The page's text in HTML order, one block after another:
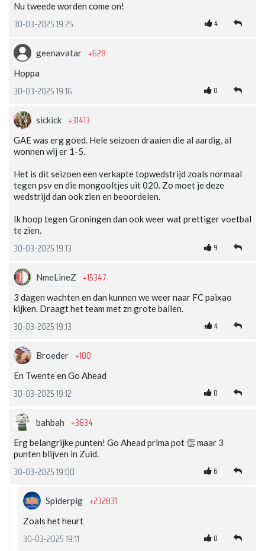
Nu tweede worden come on!
30-03-2025 19:25 4
geenavatar +628
Hoppa
30-03-2025 19:16 0
sickick +31413
GAE was erg goed. Hele seizoen draaien die al aardig, al
wonnen wij er 1-5.
Het is dit seizoen een verkapte topwedstrijd zoals normaal
tegen psv en die mongooltjes uit 020. Zo moet je deze
wedstrijd dan ook zien en beoordelen.
Ik hoop tegen Groningen dan ook weer wat prettiger voetbal
te zien.
30-03-2025 19:13 9
NmeLineZ +15347
3 dagen wachten en dan kunnen we weer naar FC paixao
kijken. Draagt het team met zn grote ballen.
30-03-2025 19:13 4
Broeder +100
En Twente en Go Ahead
30-03-2025 19:12 0
bahbah +3634
Erg belangrijke punten! Go Ahead prima pot 👏 maar 3
punten blijven in Zuid.
30-03-2025 19:00 6
Spiderpig +232831
Zoals het heurt
30-03-2025 19:11 0